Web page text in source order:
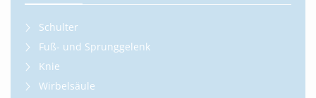
Schulter
Fuß- und Sprunggelenk
Knie
Wirbelsäule